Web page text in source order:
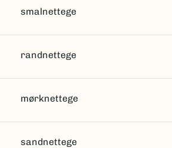
smalnettege
randnettege
mørknettege
sandnettege